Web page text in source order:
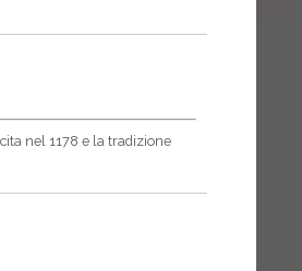
nel 1178 e la tradizione